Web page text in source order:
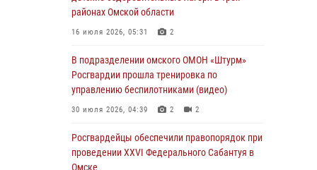
Росгвардия обеспечила безопасность
Победы» в Омске
29 июля 2026, 01:49 2
Росгвардейцы приняли участие в крестном
28 июля 2026, 01:44 6
районах Омской области
16 июля 2026, 05:31 2
В подразделении омского ОМОН «Штурм»
Росгвардии прошла тренировка по
управлению беспилотниками (видео)
30 июля 2026, 04:39 2 2
Росгвардейцы обеcпечили правопорядок при
проведении XXVI Федерального Сабантуя в
Омске